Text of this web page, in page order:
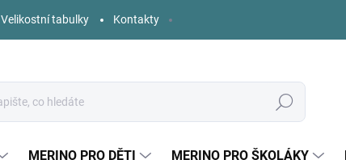
Velikostní tabulky Kontakty
Hledat
MERINO PRO DĚTI MERINO PRO ŠKOLÁKY